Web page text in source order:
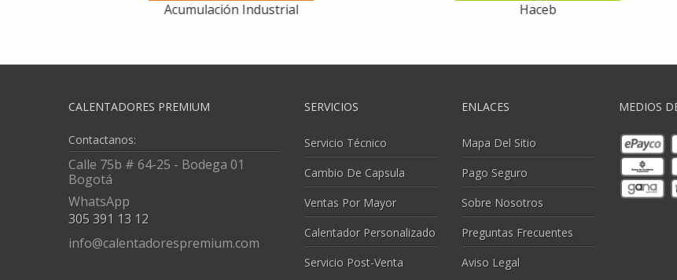
Acumulación Con Difusor Acumulación Estandar
CALENTADORES PREMIUM
Contactanos:
Calle 75b # 64-25 - Bodega 01
Bogotá
WhatsApp
305 391 13 12
info@calentadorespremium.com
SERVICIOS
Servicio Técnico
Cambio De Capsula
Ventas Por Mayor
Calentador Personalizado
Servicio Post-Venta
ENLACES
Mapa Del Sitio
Pago Seguro
Sobre Nosotros
Preguntas Frecuentes
Aviso Legal
MEDIOS